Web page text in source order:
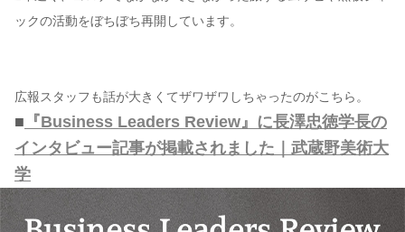
ックの活動をぼちぼち再開しています。
広報スタッフも話が大きくてザワザワしちゃったのがこちら。
■ 『Business Leaders Review』に長澤忠徳学長の
インタビュー記事が掲載されました｜武蔵野美術大
学